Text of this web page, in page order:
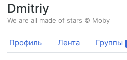
Dmitriy
We are all made of stars © Moby
Профиль Лента Группы